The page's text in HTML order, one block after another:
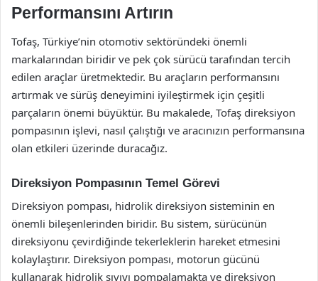
Performansını Artırın
Tofaş, Türkiye’nin otomotiv sektöründeki önemli
markalarından biridir ve pek çok sürücü tarafından tercih
edilen araçlar üretmektedir. Bu araçların performansını
artırmak ve sürüş deneyimini iyileştirmek için çeşitli
parçaların önemi büyüktür. Bu makalede, Tofaş direksiyon
pompasının işlevi, nasıl çalıştığı ve aracınızın performansına
olan etkileri üzerinde duracağız.
Direksiyon Pompasının Temel Görevi
Direksiyon pompası, hidrolik direksiyon sisteminin en
önemli bileşenlerinden biridir. Bu sistem, sürücünün
direksiyonu çevirdiğinde tekerleklerin hareket etmesini
kolaylaştırır. Direksiyon pompası, motorun gücünü
kullanarak hidrolik sıvıyı pompalamakta ve direksiyon